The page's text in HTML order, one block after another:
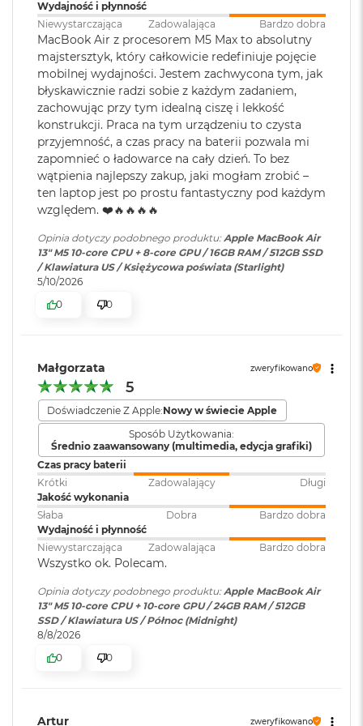
ś
c
i
d
y
s
k
u
M
a
c
B
o
o
A
i
r
2
M
a
c
B
o
k
A
i
r
1
2
G
M
a
c
Jasność 500 nitów
Kolory
Możliwość wyświetlania miliarda kolorów
Szeroka gama kolorów (P3)
Technologia True Tone
Apple M5
Apple M5 (10-rdzeniowy procesor CPU + 10-rdzeniowy procesor
GPU + 16-rdzeniowy system Neural Engine)
Sprzętowa akceleracja ray tracingu
153 GB/s przepustowości pamięci
Silnik multimedialny
Sprzętowa akceleracja obsługi H.264, HEVC, ProRes i ProRes RAW
Silnik dekodowania wideo
Silnik kodowania wideo
Silnik kodujący i dekodujący format ProRes
Dekoder AV1
Ładowanie i rozbudowa
Gniazdo słuchawkowe 3,5 mm
Szybkie ładowanie
Możliwość szybkiego ładowania
zasilaczem USB-C o mocy 70W
Ładowanie i
rozbudowa:
Dwa porty Thunderbolt 4
(USB‑C) obsługujące:
Ładowanie,DisplayPort,
Thunderbolt 4 (do 40 Gb/s),
USB 4 (do 40 Gb/s)
Klawiatura
numeryczna
NIE
Podświetlana
klawiatura
Obsługa
wyświetlaczy:
Obsługa maks. dwóch
wyświetlaczy zewnętrznych do
6K przy 60 Hz lub jednego
wyświetlacza do 8K przy 60 Hz.
Odtwarzanie wideo: Obsługiwane formaty: m.in.
HEVC,H.264
, AV1 i ProRes; HDR z
Dolby Vision, HDR10 i HLG
Odtwarzanie
dźwięku:
Obsługiwane formaty: m.in.
AAC, MP3,Apple Lossless,FLAC
Dolby Digital, Dolby Digital
Zainstalowany
macOS
Wydajność i płynność
Niewystarczająca
Zadowalająca Bardzo dobra
MacBook Air z procesorem M5 Max to absolutny
majstersztyk, który całkowicie redefiniuje pojęcie
mobilnej wydajności. Jestem zachwycona tym, jak
błyskawicznie radzi sobie z każdym zadaniem,
zachowując przy tym idealną ciszę i lekkość
konstrukcji. Praca na tym urządzeniu to czysta
przyjemność, a czas pracy na baterii pozwala mi
zapomnieć o ładowarce na cały dzień. To bez
wątpienia najlepszy zakup, jaki mogłam zrobić –
ten laptop jest po prostu fantastyczny pod każdym
względem. ❤️🔥🔥🔥🔥
Opinia dotyczy podobnego produktu:Apple MacBook Air
13" M5 10-core CPU + 8-core GPU / 16GB RAM / 512GB SSD
/ Klawiatura US / Księżycowa poświata (Starlight)
5/10/2026
0
0
Małgorzata zweryfikowano
5
Doświadczenie Z Apple:Nowy w świecie Apple
Sposób Użytkowania:
Średnio zaawansowany (multimedia, edycja grafiki)
Czas pracy baterii
Krótki
Zadowalający
Długi
Jakość wykonania
Słaba
Dobra
Bardzo dobra
Wydajność i płynność
Niewystarczająca
Zadowalająca Bardzo dobra
Wszystko ok. Polecam.
Opinia dotyczy podobnego produktu:Apple MacBook Air
13" M5 10-core CPU + 10-core GPU / 24GB RAM / 512GB
SSD / Klawiatura US / Północ (Midnight)
8/8/2026
0
0
Artur zweryfikowano